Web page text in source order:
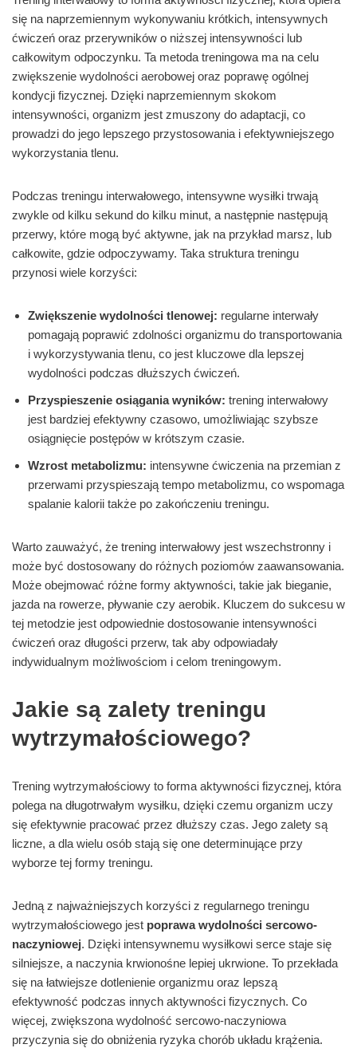
się na naprzemiennym wykonywaniu krótkich, intensywnych
ćwiczeń oraz przerywników o niższej intensywności lub
całkowitym odpoczynku. Ta metoda treningowa ma na celu
zwiększenie wydolności aerobowej oraz poprawę ogólnej
kondycji fizycznej. Dzięki naprzemiennym skokom
intensywności, organizm jest zmuszony do adaptacji, co
prowadzi do jego lepszego przystosowania i efektywniejszego
wykorzystania tlenu.
Podczas treningu interwałowego, intensywne wysiłki trwają
zwykle od kilku sekund do kilku minut, a następnie następują
przerwy, które mogą być aktywne, jak na przykład marsz, lub
całkowite, gdzie odpoczywamy. Taka struktura treningu
przynosi wiele korzyści:
Zwiększenie wydolności tlenowej: regularne interwały
pomagają poprawić zdolności organizmu do transportowania
i wykorzystywania tlenu, co jest kluczowe dla lepszej
wydolności podczas dłuższych ćwiczeń.
Przyspieszenie osiągania wyników: trening interwałowy
jest bardziej efektywny czasowo, umożliwiając szybsze
osiągnięcie postępów w krótszym czasie.
Wzrost metabolizmu: intensywne ćwiczenia na przemian z
przerwami przyspieszają tempo metabolizmu, co wspomaga
spalanie kalorii także po zakończeniu treningu.
Warto zauważyć, że trening interwałowy jest wszechstronny i
może być dostosowany do różnych poziomów zaawansowania.
Może obejmować różne formy aktywności, takie jak bieganie,
jazda na rowerze, pływanie czy aerobik. Kluczem do sukcesu w
tej metodzie jest odpowiednie dostosowanie intensywności
ćwiczeń oraz długości przerw, tak aby odpowiadały
indywidualnym możliwościom i celom treningowym.
Jakie są zalety treningu
wytrzymałościowego?
Trening wytrzymałościowy to forma aktywności fizycznej, która
polega na długotrwałym wysiłku, dzięki czemu organizm uczy
się efektywnie pracować przez dłuższy czas. Jego zalety są
liczne, a dla wielu osób stają się one determinujące przy
wyborze tej formy treningu.
Jedną z najważniejszych korzyści z regularnego treningu
wytrzymałościowego jest poprawa wydolności sercowo-
naczyniowej. Dzięki intensywnemu wysiłkowi serce staje się
silniejsze, a naczynia krwionośne lepiej ukrwione. To przekłada
się na łatwiejsze dotlenienie organizmu oraz lepszą
efektywność podczas innych aktywności fizycznych. Co
więcej, zwiększona wydolność sercowo-naczyniowa
przyczynia się do obniżenia ryzyka chorób układu krążenia.